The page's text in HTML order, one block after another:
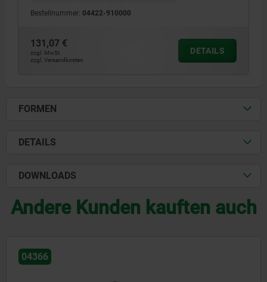
Bestellnummer: 04422-910000
131,07 €
zzgl. MwSt.
zzgl. Versandkosten
DETAILS
FORMEN
DETAILS
DOWNLOADS
Andere Kunden kauften auch